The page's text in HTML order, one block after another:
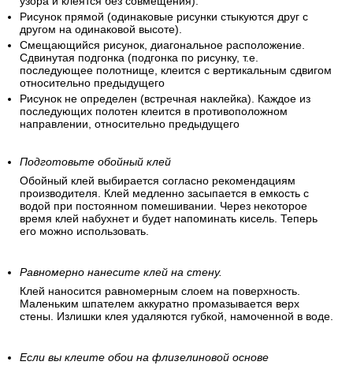
Рисунок прямой (одинаковые рисунки стыкуются друг с
другом на одинаковой высоте).
Смещающийся рисунок, диагональное расположение.
Сдвинутая подгонка (подгонка по рисунку, т.е.
последующее полотнище, клеится с вертикальным сдвигом
относительно предыдущего
Рисунок не определен (встречная наклейка). Каждое из
последующих полотен клеится в противоположном
направлении, относительно предыдущего
Подготовьте обойный клей
Обойный клей выбирается согласно рекомендациям
производителя. Клей медленно засыпается в емкость с
водой при постоянном помешивании. Через некоторое
время клей набухнет и будет напоминать кисель. Теперь
его можно использовать.
Равномерно нанесите клей на стену.
Клей наносится равномерным слоем на поверхность.
Маленьким шпателем аккуратно промазывается верх
стены. Излишки клея удаляются губкой, намоченной в воде.
Если вы клеите обои на флизелиновой основе